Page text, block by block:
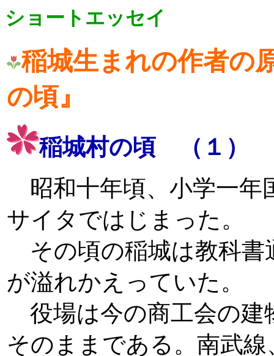
ショートエッセイ
稲城生まれの作者の
の頃』
稲城村の頃 （１）
昭和十年頃、小学一年
サイタではじまった。
その頃の稲城は教科書
が溢れかえっていた。
役場は今の商工会の建
そのままである。南武